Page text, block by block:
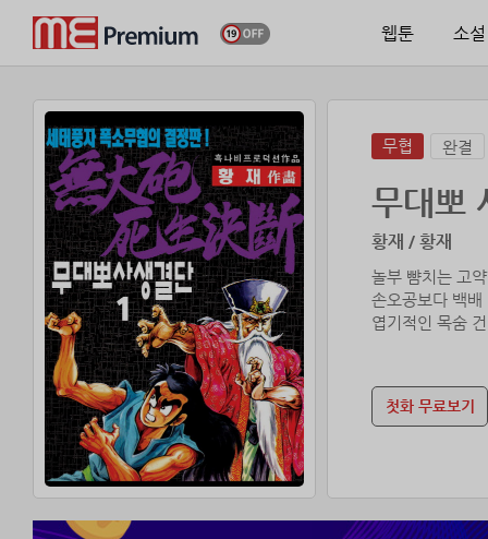
웹툰 소설
무협 완결
무대뽀
황재 / 황재
놀부 뺨치는 고
손오공보다 백
첫화 무료보기